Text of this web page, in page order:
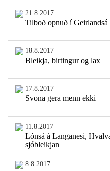
21.8.2017
Tilboð opnuð í Geirlandsá
18.8.2017
Bleikja, birtingur og lax
17.8.2017
Svona gera menn ekki
11.8.2017
Lónsá á Langanesi,
sjóbleikjan
8.8.2017